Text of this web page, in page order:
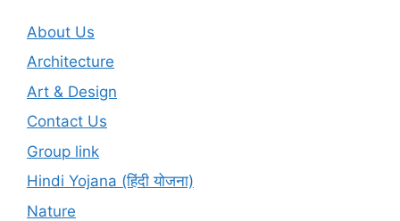
About Us
Architecture
Art & Design
Contact Us
Group link
Hindi Yojana (हिंदी योजना)
Nature